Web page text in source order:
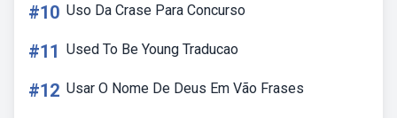
#10 Uso Da Crase Para Concurso
#11 Used To Be Young Traducao
#12 Usar O Nome De Deus Em Vão Frases